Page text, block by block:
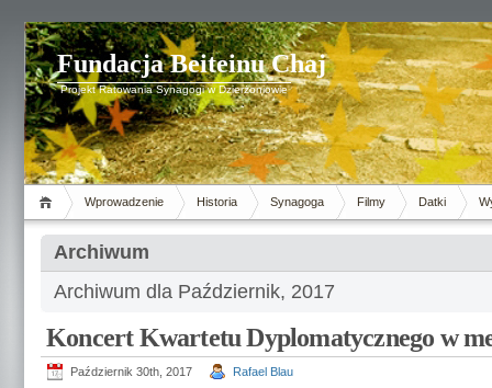
Fundacja Beiteinu Chaj
Projekt Ratowania Synagogi w Dzierżoniowie
Wprowadzenie Historia Synagoga Filmy Datki
Archiwum
Archiwum dla Październik, 2017
Koncert Kwartetu Dyplomatycznego w
Październik 30th, 2017 Rafael Blau